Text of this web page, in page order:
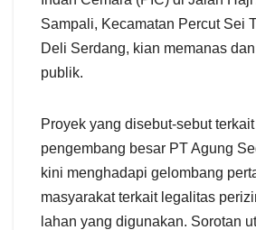
Sampali, Kecamatan Percut Sei
Deli Serdang, kian memanas
publik.
Proyek yang disebut-sebut
pengembang besar PT Agung
kini menghadapi gelombang
masyarakat terkait legalitas
lahan yang digunakan. Sorotan